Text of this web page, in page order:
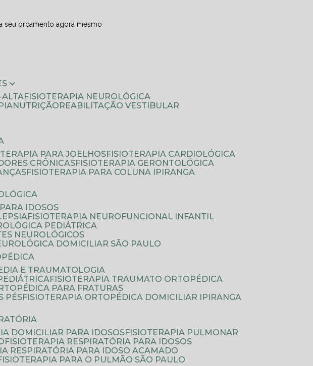
seu orçamento agora mesmo
ALTA
FISIOTERAPIA NEUROLÓGICA
NUTRIÇÃO
REABILITAÇÃO VESTIBULAR
PARA JOELHOS
FISIOTERAPIA CARDIOLÓGICA
CRÔNICAS
FISIOTERAPIA GERONTOLÓGICA
FISIOTERAPIA PARA COLUNA IPIRANGA
IDOSOS
FISIOTERAPIA NEUROFUNCIONAL INFANTIL
PEDIÁTRICA
NEUROLÓGICOS
DOMICILIAR SÃO PAULO
E TRAUMATOLOGIA
FISIOTERAPIA TRAUMATO ORTOPÉDICA
PARA FRATURAS
PÉS
FISIOTERAPIA ORTOPÉDICA DOMICILIAR IPIRANGA
DOMICILIAR PARA IDOSOS
FISIOTERAPIA PULMONAR
FISIOTERAPIA RESPIRATÓRIA PARA IDOSOS
RESPIRATÓRIA PARA IDOSO ACAMADO
FISIOTERAPIA PARA O PULMÃO SÃO PAULO